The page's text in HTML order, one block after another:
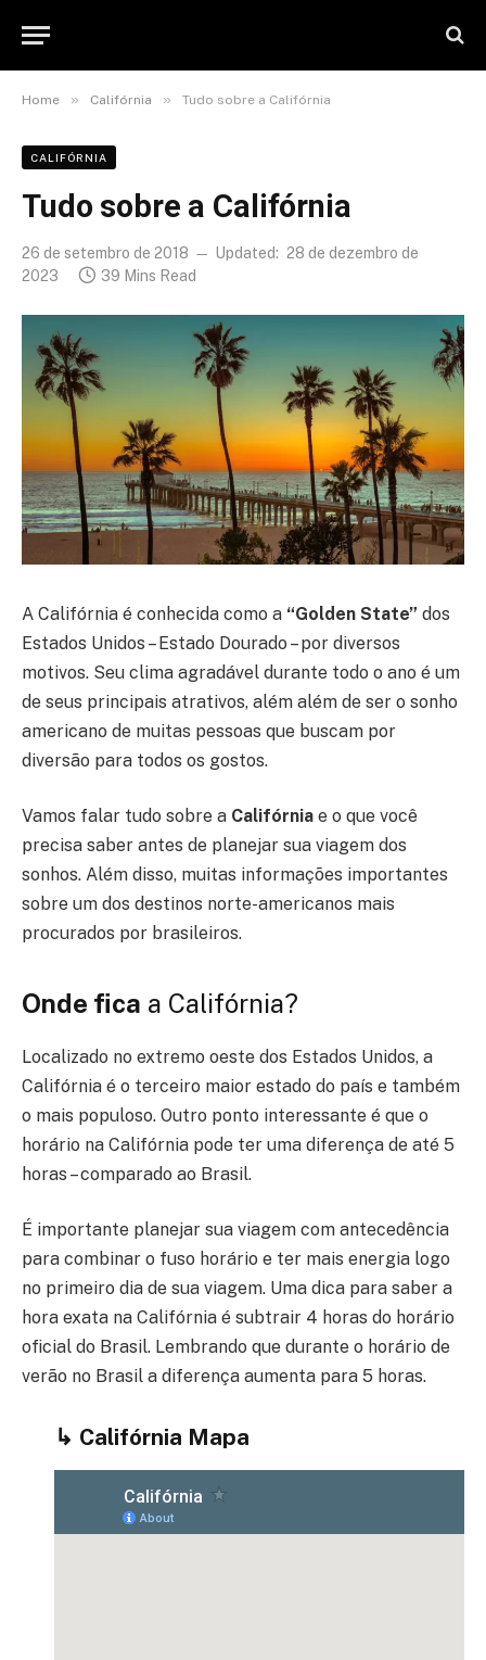
Home » Califórnia » Tudo sobre a Califórnia
CALIFÓRNIA
Tudo sobre a Califórnia
26 de setembro de 2018 Updated: 28 de dezembro de
2023
39 Mins Read
A Califórnia é conhecida como a “Golden State” dos
Estados Unidos – Estado Dourado – por diversos
motivos. Seu clima agradável durante todo o ano é um
de seus principais atrativos, além além de ser o sonho
americano de muitas pessoas que buscam por
diversão para todos os gostos.
Vamos falar tudo sobre a Califórnia e o que você
precisa saber antes de planejar sua viagem dos
sonhos. Além disso, muitas informações importantes
sobre um dos destinos norte-americanos mais
procurados por brasileiros.
Onde fica a Califórnia?
Localizado no extremo oeste dos Estados Unidos, a
Califórnia é o terceiro maior estado do país e também
o mais populoso. Outro ponto interessante é que o
horário na Califórnia pode ter uma diferença de até 5
horas – comparado ao Brasil.
É importante planejar sua viagem com antecedência
para combinar o fuso horário e ter mais energia logo
no primeiro dia de sua viagem. Uma dica para saber a
hora exata na Califórnia é subtrair 4 horas do horário
oficial do Brasil. Lembrando que durante o horário de
verão no Brasil a diferença aumenta para 5 horas.
↳ Califórnia Mapa